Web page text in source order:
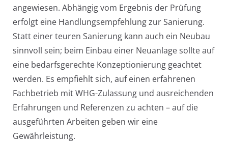
angewiesen. Abhängig vom Ergebnis der Prüfung
erfolgt eine Handlungsempfehlung zur Sanierung.
Statt einer teuren Sanierung kann auch ein Neubau
sinnvoll sein; beim Einbau einer Neuanlage sollte auf
eine bedarfsgerechte Konzeptionierung geachtet
werden. Es empfiehlt sich, auf einen erfahrenen
Fachbetrieb mit WHG-Zulassung und ausreichenden
Erfahrungen und Referenzen zu achten – auf die
ausgeführten Arbeiten geben wir eine
Gewährleistung.